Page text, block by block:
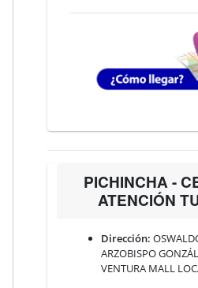
PICHINCHA -
ATENCIÓN
Dirección:
ARZOBISPO
VENTURA MALL